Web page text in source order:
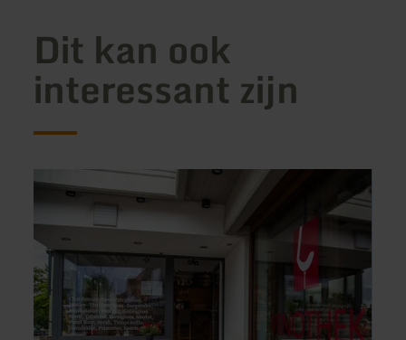
Dit kan ook
interessant zijn
informatie
over: